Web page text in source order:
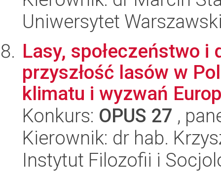
Uniwersytet
Lasy, społeczeństwo i
przyszłość lasów w
klimatu i wyzwań
Konkurs: OPUS 27 ,
Kierownik: dr hab.
Instytut Filozofii i